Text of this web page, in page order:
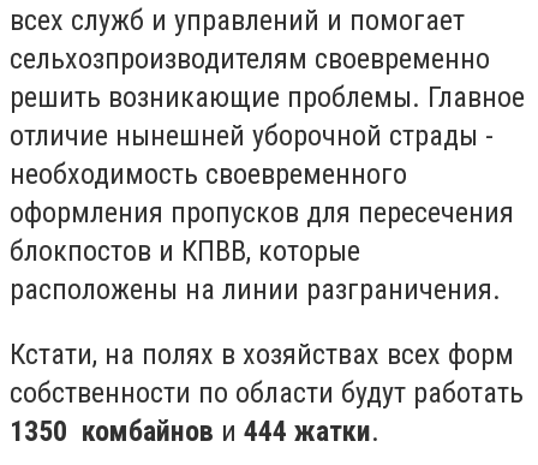
всех служб и управлений и помогает
сельхозпроизводителям своевременно
решить возникающие проблемы. Главное
отличие нынешней уборочной страды -
необходимость своевременного
оформления пропусков для пересечения
блокпостов и КПВВ, которые
расположены на линии разграничения.
Кстати, на полях в хозяйствах всех форм
собственности по области будут работать
1350 комбайнов и 444 жатки.